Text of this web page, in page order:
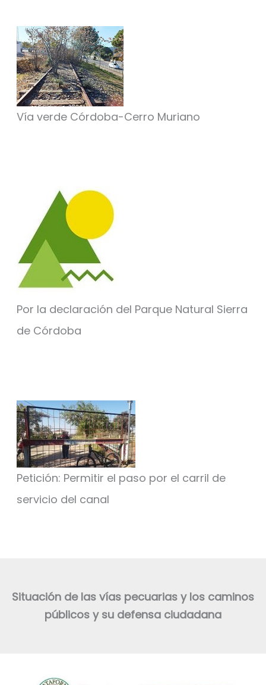
Vía verde Córdoba-Cerro Muriano
Por la declaración del Parque Natural Sierra
de Córdoba
Petición: Permitir el paso por el carril de
servicio del canal
Situación de las vías pecuarias y los caminos
públicos y su defensa ciudadana